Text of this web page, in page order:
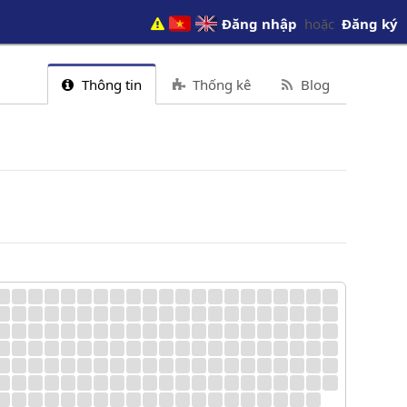
Đăng nhập hoặc Đăng ký
Thông tin Thống kê Blog